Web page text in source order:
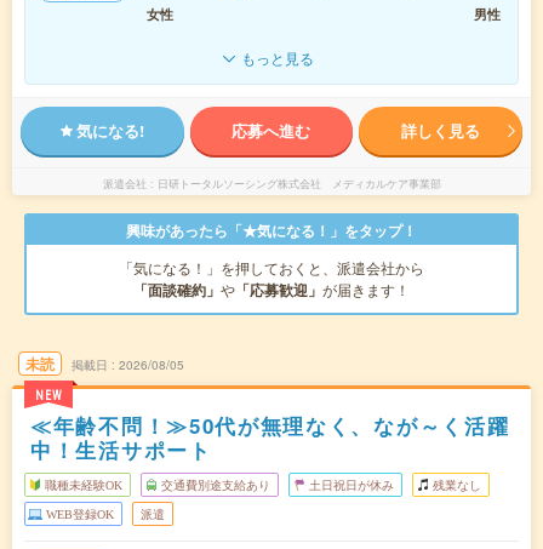
女性
男性
もっと見る
気になる! 応募へ進む 詳しく見る
派遣会社 日研トータルソーシング株式会社 メディカルケア事業部
興味があったら「★気になる！」をタップ！
「気になる！」を押しておくと、派遣会社から
「面談確約」 や 「応募歓迎」 が届きます！
未読
NEW
掲載日 2026/08/05
≪年齢不問！≫50代が無理なく、なが～く活躍
中！生活サポート
職種未経験OK 交通費別途支給あり 土日祝日が休み 残業なし
WEB登録OK 派遣